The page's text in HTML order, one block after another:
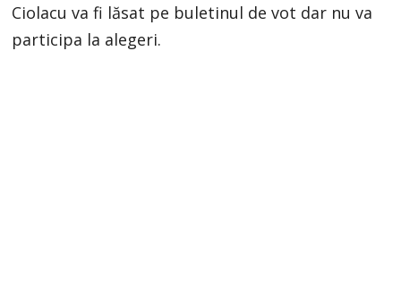
Ciolacu va fi lăsat pe buletinul de vot dar nu va
participa la alegeri.